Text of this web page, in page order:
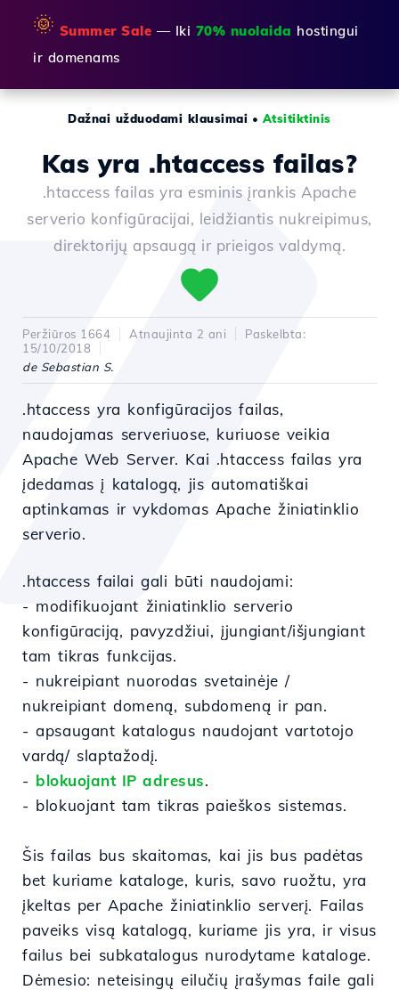
🌞 Summer Sale — Iki 70% nuolaida hostingui
ir domenams
Dažnai užduodami klausimai • Atsitiktinis
Kas yra .htaccess failas?
.htaccess failas yra esminis įrankis Apache
serverio konfigūracijai, leidžiantis nukreipimus,
direktorijų apsaugą ir prieigos valdymą.
Peržiūros 1664 Atnaujinta 2 ani
Paskelbta:
15/10/2018
de Sebastian S.
.htaccess yra konfigūracijos failas,
naudojamas serveriuose, kuriuose veikia
Apache Web Server. Kai .htaccess failas yra
įdedamas į katalogą, jis automatiškai
aptinkamas ir vykdomas Apache žiniatinklio
serverio.
.htaccess failai gali būti naudojami:
- modifikuojant žiniatinklio serverio
konfigūraciją, pavyzdžiui, įjungiant/išjungiant
tam tikras funkcijas.
- nukreipiant nuorodas svetainėje /
nukreipiant domeną, subdomeną ir pan.
- apsaugant katalogus naudojant vartotojo
vardą/ slaptažodį.
- blokuojant IP adresus.
- blokuojant tam tikras paieškos sistemas.
Šis failas bus skaitomas, kai jis bus padėtas
bet kuriame kataloge, kuris, savo ruožtu, yra
įkeltas per Apache žiniatinklio serverį. Failas
paveiks visą katalogą, kuriame jis yra, ir visus
failus bei subkatalogus nurodytame kataloge.
Dėmesio: neteisingų eilučių įrašymas faile gali